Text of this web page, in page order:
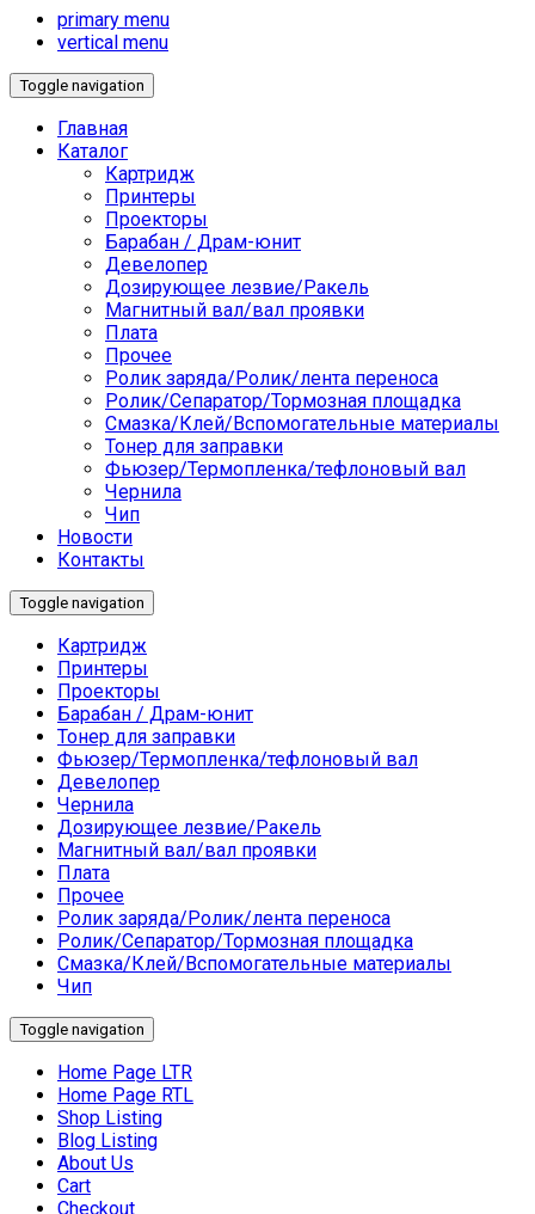
primary menu
vertical menu
Toggle navigation
Главная
Каталог
Картридж
Принтеры
Проекторы
Барабан / Драм-юнит
Девелопер
Дозирующее лезвие/Ракель
Магнитный вал/вал проявки
Плата
Прочее
Ролик заряда/Ролик/лента переноса
Ролик/Сепаратор/Тормозная площадка
Смазка/Клей/Вспомогательные материалы
Тонер для заправки
Фьюзер/Термопленка/тефлоновый вал
Чернила
Чип
Новости
Контакты
Toggle navigation
Картридж
Принтеры
Проекторы
Барабан / Драм-юнит
Тонер для заправки
Фьюзер/Термопленка/тефлоновый вал
Девелопер
Чернила
Дозирующее лезвие/Ракель
Магнитный вал/вал проявки
Плата
Прочее
Ролик заряда/Ролик/лента переноса
Ролик/Сепаратор/Тормозная площадка
Смазка/Клей/Вспомогательные материалы
Чип
Toggle navigation
Home Page LTR
Home Page RTL
Shop Listing
Blog Listing
About Us
Cart
Checkout